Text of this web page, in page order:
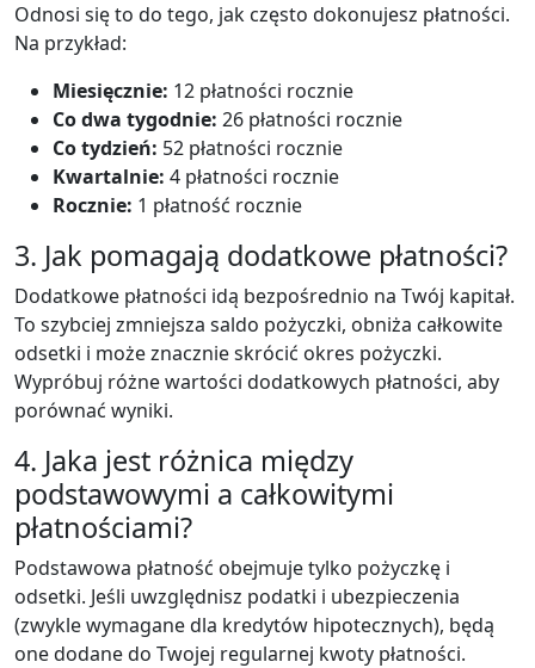
Odnosi się to do tego, jak często dokonujesz płatności.
Na przykład:
Miesięcznie: 12 płatności rocznie
Co dwa tygodnie: 26 płatności rocznie
Co tydzień: 52 płatności rocznie
Kwartalnie: 4 płatności rocznie
Rocznie: 1 płatność rocznie
3. Jak pomagają dodatkowe płatności?
Dodatkowe płatności idą bezpośrednio na Twój kapitał.
To szybciej zmniejsza saldo pożyczki, obniża całkowite
odsetki i może znacznie skrócić okres pożyczki.
Wypróbuj różne wartości dodatkowych płatności, aby
porównać wyniki.
4. Jaka jest różnica między
podstawowymi a całkowitymi
płatnościami?
Podstawowa płatność obejmuje tylko pożyczkę i
odsetki. Jeśli uwzględnisz podatki i ubezpieczenia
(zwykle wymagane dla kredytów hipotecznych), będą
one dodane do Twojej regularnej kwoty płatności.